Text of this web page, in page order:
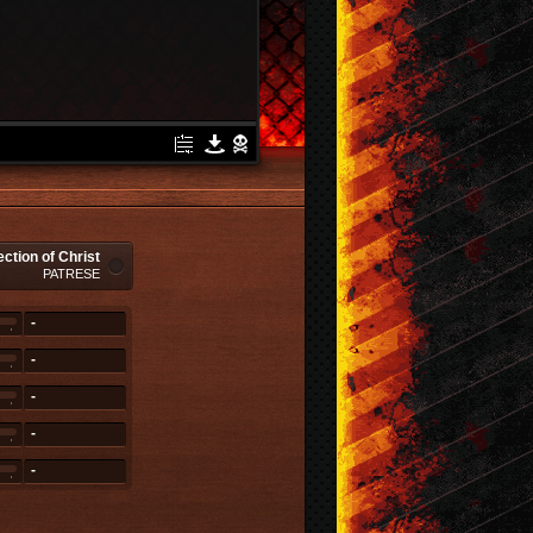
of Christ
PATRESE
-
-
-
-
-